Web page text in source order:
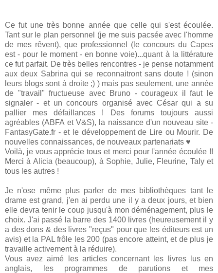
Ce fut une très bonne année que celle qui s'est écoulée.
Tant sur le plan personnel (je me suis pacsée avec l'homme
de mes rêvent), que professionnel (le concours du Capes
est - pour le moment - en bonne voie)...quant à la littérature
ce fut parfait. De très belles rencontres - je pense notamment
aux deux Sabrina qui se reconnaitront sans doute ! (sinon
leurs blogs sont à droite ;) ) mais pas seulement, une année
de "travail" fructueuse avec Bruno - courageux il faut le
signaler - et un concours organisé avec César qui a su
pallier mes défaillances ! Des forums toujours aussi
agréables (ABFA et V&S), la naissance d'un nouveau site -
FantasyGate.fr - et le développement de Lire ou Mourir. De
nouvelles connaissances, de nouveaux partenariats ♥
Voilà, je vous apprécie tous et merci pour l'année écoulée !!
Merci à Alicia (beaucoup), à Sophie, Julie, Fleurine, Taly et
tous les autres !
Je n'ose même plus parler de mes bibliothèques tant le
drame est grand, j'en ai perdu une il y a deux jours, et bien
elle devra tenir le coup jusqu'à mon déménagement, plus le
choix. J'ai passé la barre des 1400 livres (heureusement il y
a des dons & des livres "reçus" pour que les éditeurs est un
avis) et la PAL frôle les 200 (pas encore atteint, et de plus je
travaille activement à la réduire).
Vous avez aimé les articles concernant les livres lus en
anglais, les programmes de parutions et mes